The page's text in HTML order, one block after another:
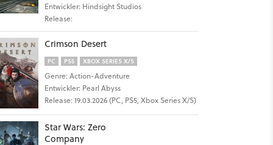
Entwickler: Hindsight Studios
Release:
Crimson Desert
PC PS5 XBOX SERIES X/S
Genre: Action-Adventure
Entwickler: Pearl Abyss
Release: 19.03.2026 (PC, PS5, Xbox Series X/S)
Star Wars: Zero
Company